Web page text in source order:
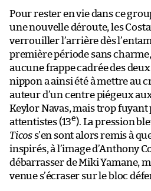
Pour rester en vie dans ce
une nouvelle déroute, les
verrouiller l’arrière dès
première période sans
aucune frappe cadrée des
nippon a ainsi été à mettre au
auteur d’un centre piégeux
Keylor Navas, mais trop
attentistes (13e). La pression
Ticos s’en sont alors remis à
inspirés, à l’image d’Anthony
débarrasser de Miki Yamane,
venue s’écraser sur le bloc